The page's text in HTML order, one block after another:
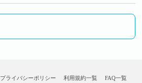
プライバシーポリシー 利用規約一覧
FAQ一覧